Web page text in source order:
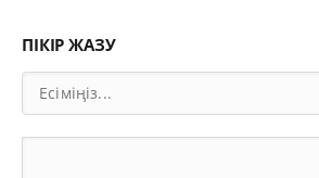
ПІКІР ЖАЗУ